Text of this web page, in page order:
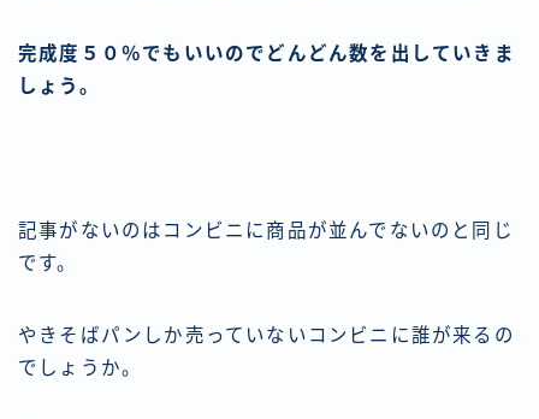
完成度５０％でもいいのでどんどん数を出していきま
しょう。
記事がないのはコンビニに商品が並んでないのと同じ
です。
やきそばパンしか売っていないコンビニに誰が来るの
でしょうか。